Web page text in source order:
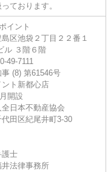
ております。
イント
区池袋２丁目２２番１
ル ３階６階
49-7111
(8) 第61546号
ント新都心店
開設
日本不動産協会
田区紀尾井町3-30
士
法律事務所